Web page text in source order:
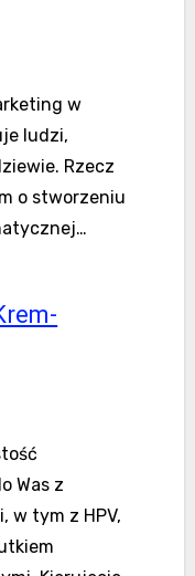
dowiedzieć
się
więcej
w
ludzi,
Rzecz
o stworzeniu
Was z
w tym z HPV,